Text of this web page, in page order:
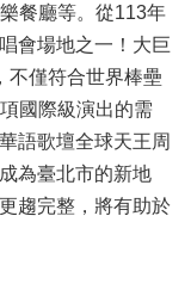
餐廳等。從113年
會場地之一！大巨
不僅符合世界棒壘
國際級演出的需
語歌壇全球天王周
為臺北市的新地
趨完整，將有助於